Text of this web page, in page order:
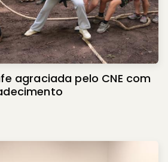
pelo CNE com